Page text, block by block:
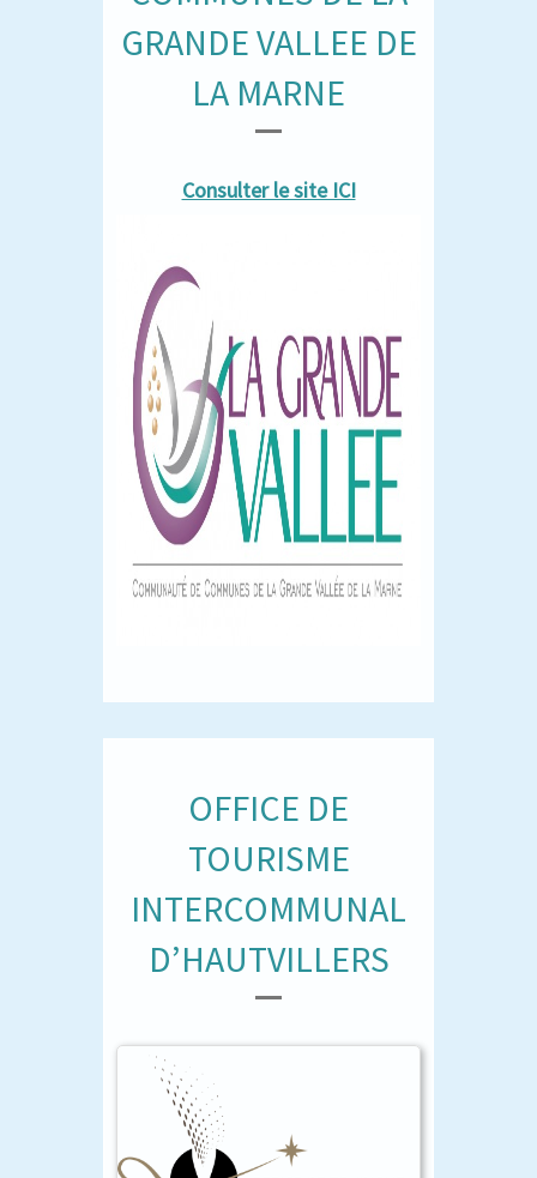
GRANDE VALLEE DE
LA MARNE
Consulter le site ICI
OFFICE DE
TOURISME
INTERCOMMUNAL
D’HAUTVILLERS